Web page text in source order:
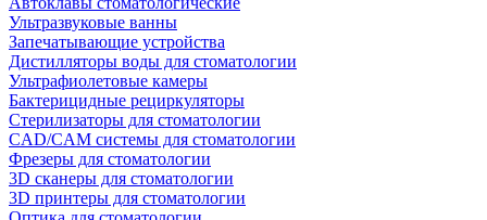
Ультразвуковые ванны
Запечатывающие устройства
Дистилляторы воды для стоматологии
Ультрафиолетовые камеры
Бактерицидные рециркуляторы
Стерилизаторы для стоматологии
CAD/CAM системы для стоматологии
Фрезеры для стоматологии
3D cканеры для стоматологии
3D принтеры для стоматологии